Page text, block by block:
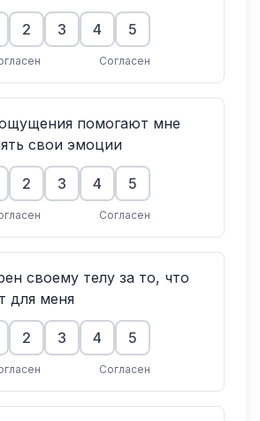
2 3 4 5
Согласен
помогают мне
свои эмоции
2 3 4 5
Согласен
своему телу за то, что
для меня
2 3 4 5
Согласен